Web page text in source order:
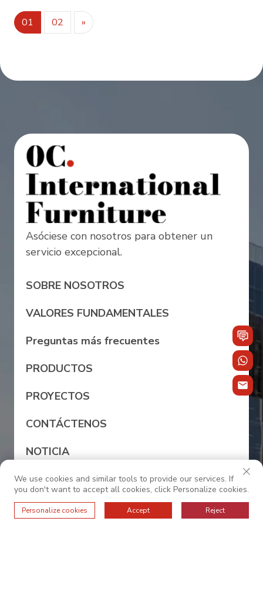
un estilo moderno con una artesanía duradera. Ideal
para relajarse o hospedar, aporta un toque audaz y
acogedor a la vida en villas de lujo.
01 02 »
Asóciese con nosotros para obtener un
servicio excepcional.
SOBRE NOSOTROS
VALORES FUNDAMENTALES
Preguntas más frecuentes
PRODUCTOS
PROYECTOS
CONTÁCTENOS
NOTICIA
0086-13528987245
We use cookies and similar tools to provide our services. If
you don't want to accept all cookies, click Personalize cookies.
Personalize cookies Accept Reject